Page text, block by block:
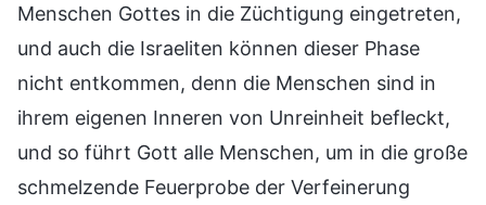
Menschen Gottes in die Züchtigung eingetreten,
und auch die Israeliten können dieser Phase
nicht entkommen, denn die Menschen sind in
ihrem eigenen Inneren von Unreinheit befleckt,
und so führt Gott alle Menschen, um in die große
schmelzende Feuerprobe der Verfeinerung